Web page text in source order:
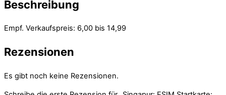
Beschreibung
Empf. Verkaufspreis: 6,00 bis 14,99
Rezensionen
Es gibt noch keine Rezensionen.